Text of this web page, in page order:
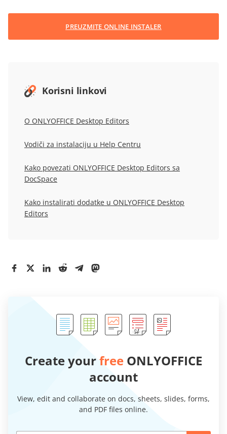
PREUZMITE ONLINE INSTALER
Korisni linkovi
O ONLYOFFICE Desktop Editors
Vodiči za instalaciju u Help Centru
Kako povezati ONLYOFFICE Desktop Editors sa
DocSpace
Kako instalirati dodatke u ONLYOFFICE Desktop
Editors
Create yourfree ONLYOFFICE
account
View, edit and collaborate on docs, sheets, slides, forms,
and PDF files online.